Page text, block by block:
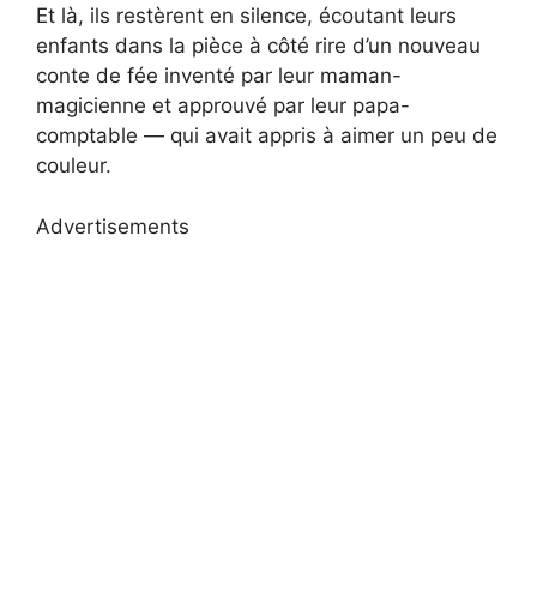
Et là, ils restèrent en silence, écoutant leurs
enfants dans la pièce à côté rire d’un nouveau
conte de fée inventé par leur maman-
magicienne et approuvé par leur papa-
comptable — qui avait appris à aimer un peu de
couleur.
Advertisements